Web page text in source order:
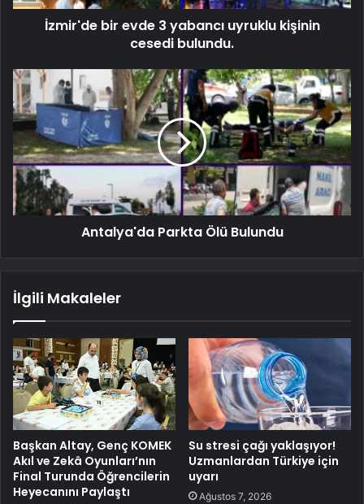
İzmir'de bir evde 3 yabancı uyruklu kişinin
cesedi bulundu.
Antalya'da Parkta Ölü Bulundu
İlgili Makaleler
Başkan Altay, Genç KOMEK
Akıl ve Zekâ Oyunları’nın
Final Turunda Öğrencilerin
Heyecanını Paylaştı
Su stresi çağı yaklaşıyor!
Uzmanlardan Türkiye için
uyarı
Ağustos 7, 2026